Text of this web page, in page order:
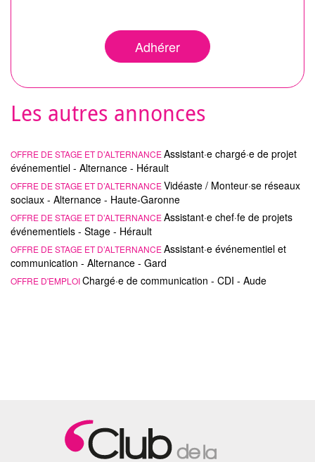
Adhérer
Les autres annonces
OFFRE DE STAGE ET D’ALTERNANCEAssistant·e chargé·e de projet
événementiel - Alternance - Hérault
OFFRE DE STAGE ET D’ALTERNANCEVidéaste / Monteur·se réseaux
sociaux - Alternance - Haute-Garonne
OFFRE DE STAGE ET D’ALTERNANCEAssistant·e chef·fe de projets
événementiels - Stage - Hérault
OFFRE DE STAGE ET D’ALTERNANCEAssistant·e événementiel et
communication - Alternance - Gard
OFFRE D'EMPLOIChargé·e de communication - CDI - Aude